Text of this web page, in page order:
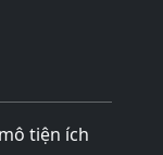
tiện ích